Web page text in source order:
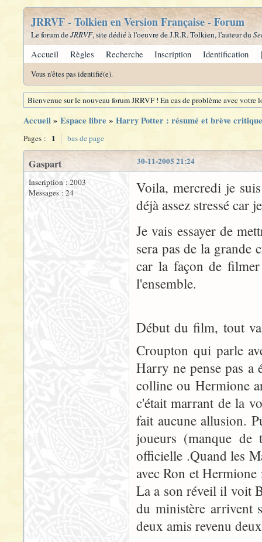
JRRVF - Tolkien en Version Française - Forum
Le forum deJRRVF, site dédié à l'oeuvre de J.R.R. Tolkien, l'auteur du
Accueil Règles Recherche Inscription Identification
Vous n'êtes pas identifié(e).
Bienvenue sur le nouveau forum JRRVF ! En cas de problème avec
Accueil» Espace libre » Harry Potter : résumé et brève critique
Pages : 1 bas de page
30-11-2005 21:24
Gaspart
Inscription : 2003
Messages : 24
Voila, mercredi je
déjà assez stressé car
Je vais essayer de
sera pas de la grande
car la façon de filmer
l'ensemble.
Début du film, tout
Croupton qui parle
Harry ne pense pas a
colline ou Hermione
c'était marrant de la
fait aucune allusion.
joueurs (manque
officielle .Quand les
avec Ron et Hermione
La a son réveil il voit
du ministère arrivent
deux amis revenu